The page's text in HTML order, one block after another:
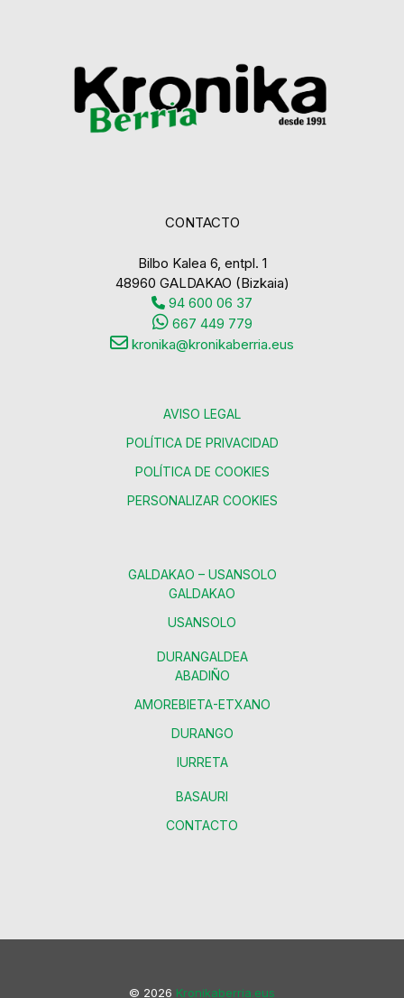
CONTACTO
Bilbo Kalea 6, entpl. 1
48960 GALDAKAO (Bizkaia)
94 600 06 37
667 449 779
kronika@kronikaberria.eus
AVISO LEGAL
POLÍTICA DE PRIVACIDAD
POLÍTICA DE COOKIES
PERSONALIZAR COOKIES
GALDAKAO – USANSOLO
GALDAKAO
USANSOLO
DURANGALDEA
ABADIÑO
AMOREBIETA-ETXANO
DURANGO
IURRETA
BASAURI
CONTACTO
© 2026 Kronikaberria.eus